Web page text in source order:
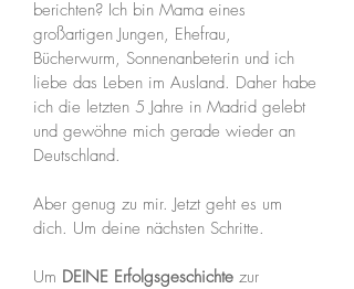
berichten? Ich bin Mama eines
großartigen Jungen, Ehefrau,
Bücherwurm, Sonnenanbeterin und ich
liebe das Leben im Ausland. Daher habe
ich die letzten 5 Jahre in Madrid gelebt
und gewöhne mich gerade wieder an
Deutschland.
Aber genug zu mir. Jetzt geht es um
dich. Um deine nächsten Schritte.
Um DEINE Erfolgsgeschichte zur